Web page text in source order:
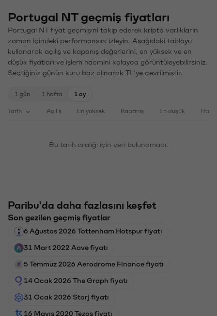
Portugal NT geçmiş fiyatları
Portugal NT fiyat geçmişini takip ederek kripto varlıkların
zaman içindeki performansını izleyin. Aşağıdaki tabloyu
kullanarak açılış ve kapanış değerlerini, en yüksek ve en
düşük fiyatları ve işlem hacmini kolayca görüntüleyebilirsiniz.
Seçtiğiniz günün kuru baz alınarak TL'ye çevrilmiştir.
1 gün 1 hafta 1 ay
Tarih Açılış En yüksek Kapanış En düşük
Bu tarih aralığı için veri bulunamadı.
Paribu'da daha fazlasını keşfet
Son gezilen geçmiş fiyatlar
6 Ağustos 2026 Tottenham Hotspur fiyatı
31 Mart 2022 Aave fiyatı
5 Temmuz 2026 Aerodrome Finance fiyatı
14 Ocak 2026 The Graph fiyatı
31 Ocak 2026 Storj fiyatı
16 Mayıs 2020 Tezos fiyatı